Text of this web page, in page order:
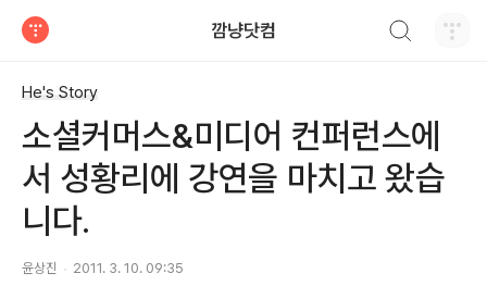
깜냥닷컴
He's Story
소셜커머스&미디어 컨퍼런스에
서 성황리에 강연을 마치고 왔습
니다.
윤상진 2011. 3. 10. 09:35